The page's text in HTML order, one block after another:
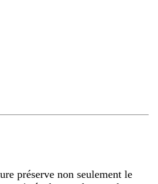
préserve non seulement le